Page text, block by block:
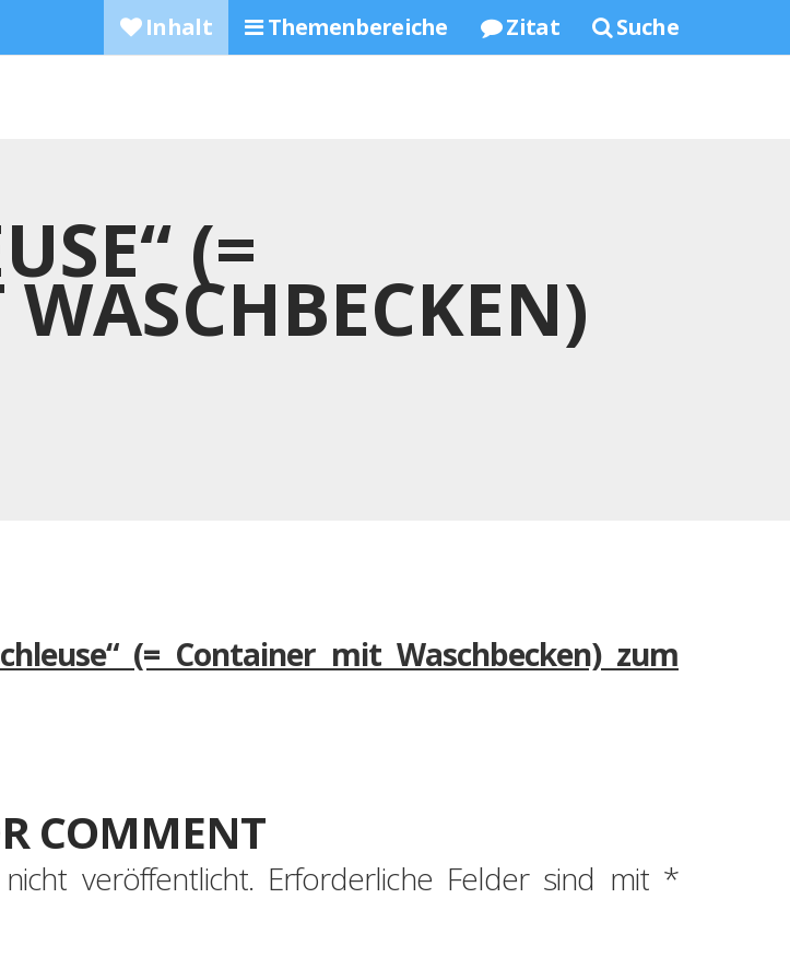
Inhalt Themenbereiche Zitat Suche
(=
(= Container mit Waschbecken) zum
COMMENT
veröffentlicht. Erforderliche Felder sind mit *